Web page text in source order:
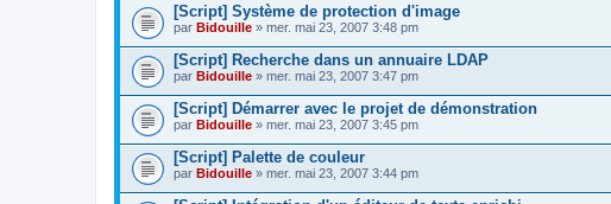
[Script] Système de protection d'image
par Bidouille » mer. mai 23, 2007 3:48 pm
[Script] Recherche dans un annuaire LDAP
par Bidouille » mer. mai 23, 2007 3:47 pm
[Script] Démarrer avec le projet de démonstration
par Bidouille » mer. mai 23, 2007 3:45 pm
[Script] Palette de couleur
par Bidouille » mer. mai 23, 2007 3:44 pm